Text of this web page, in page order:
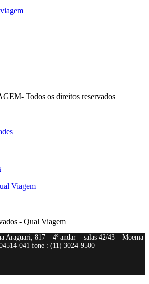
Todos os direitos reservados
Viagem
- Qual Viagem
Araguari, 817 – 4º andar – salas 42/43 – Moema
041 fone : (11) 3024-9500